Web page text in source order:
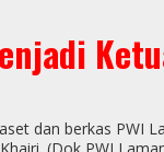
dan berkas PWI